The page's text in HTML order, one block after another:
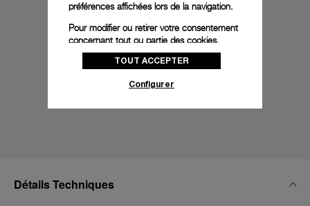
Détails Techniques
préférences affichées lors de la navigation.
Pour modifier ou retirer votre consentement
concernant tout ou partie des cookies,
cliquez sur « Configurer » ou consultez notre
politique des cookiespour obtenir plus
donnez votre consentement pour l’utilisation
TOUT ACCEPTER
Configurer